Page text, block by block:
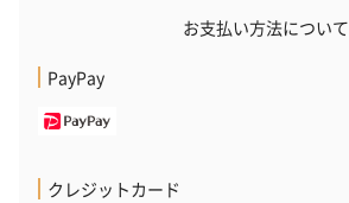
お支払い方法について
PayPay
クレジットカード